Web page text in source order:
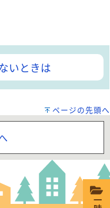
いときは
ページの先頭へ